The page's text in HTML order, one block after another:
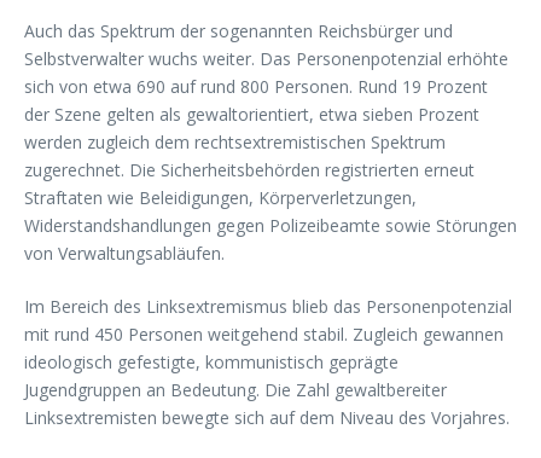
Auch das Spektrum der sogenannten Reichsbürger und
Selbstverwalter wuchs weiter. Das Personenpotenzial erhöhte
sich von etwa 690 auf rund 800 Personen. Rund 19 Prozent
der Szene gelten als gewaltorientiert, etwa sieben Prozent
werden zugleich dem rechtsextremistischen Spektrum
zugerechnet. Die Sicherheitsbehörden registrierten erneut
Straftaten wie Beleidigungen, Körperverletzungen,
Widerstandshandlungen gegen Polizeibeamte sowie Störungen
von Verwaltungsabläufen.
Im Bereich des Linksextremismus blieb das Personenpotenzial
mit rund 450 Personen weitgehend stabil. Zugleich gewannen
ideologisch gefestigte, kommunistisch geprägte
Jugendgruppen an Bedeutung. Die Zahl gewaltbereiter
Linksextremisten bewegte sich auf dem Niveau des Vorjahres.